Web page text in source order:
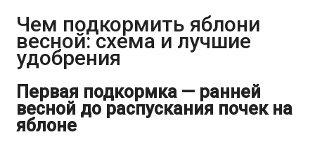
Чем подкормить яблони
весной: схема и лучшие
удобрения
Первая подкормка — ранней
весной до распускания почек на
яблоне